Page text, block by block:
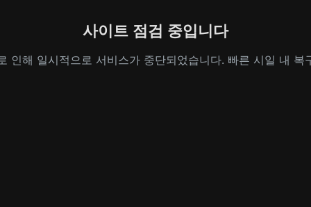
사이트 점검 중입니다
인해 일시적으로 서비스가 중단되었습니다. 빠른 시일 내 복